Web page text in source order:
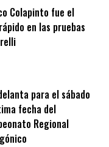
Colapinto fue el
en las pruebas
para el sábado
fecha del
Regional